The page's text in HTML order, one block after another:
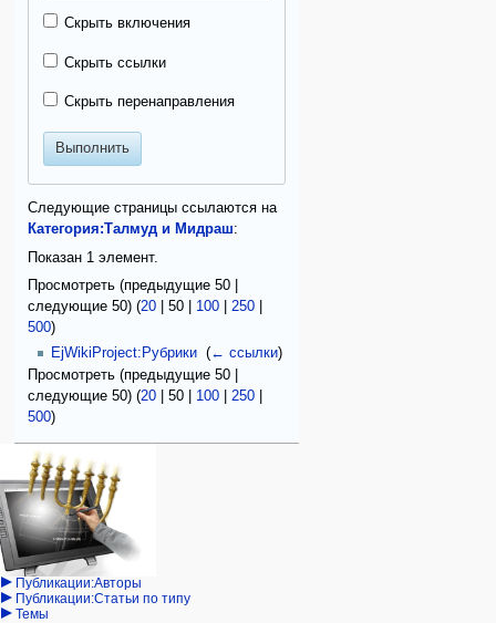
Скрыть включения
Скрыть ссылки
Скрыть перенаправления
Выполнить
Следующие страницы ссылаются на
Категория:Талмуд и Мидраш:
Показан 1 элемент.
Просмотреть (предыдущие 50
следующие 50) (20 |50 100 |250
500)
EjWikiProject:Рубрики‎ (← ссылки)
Просмотреть (предыдущие 50
следующие 50) (20 |50 100 |250
500)
Навигация
персональные инструменты
войти
запрос
учётной
записи
категории
Израиль:Страна и
государство
Иудаизм
Народ
Проекты
Проекты/Участники/
дополнения
Публикации:Авторы
Публикации:Статьи по типу
Темы